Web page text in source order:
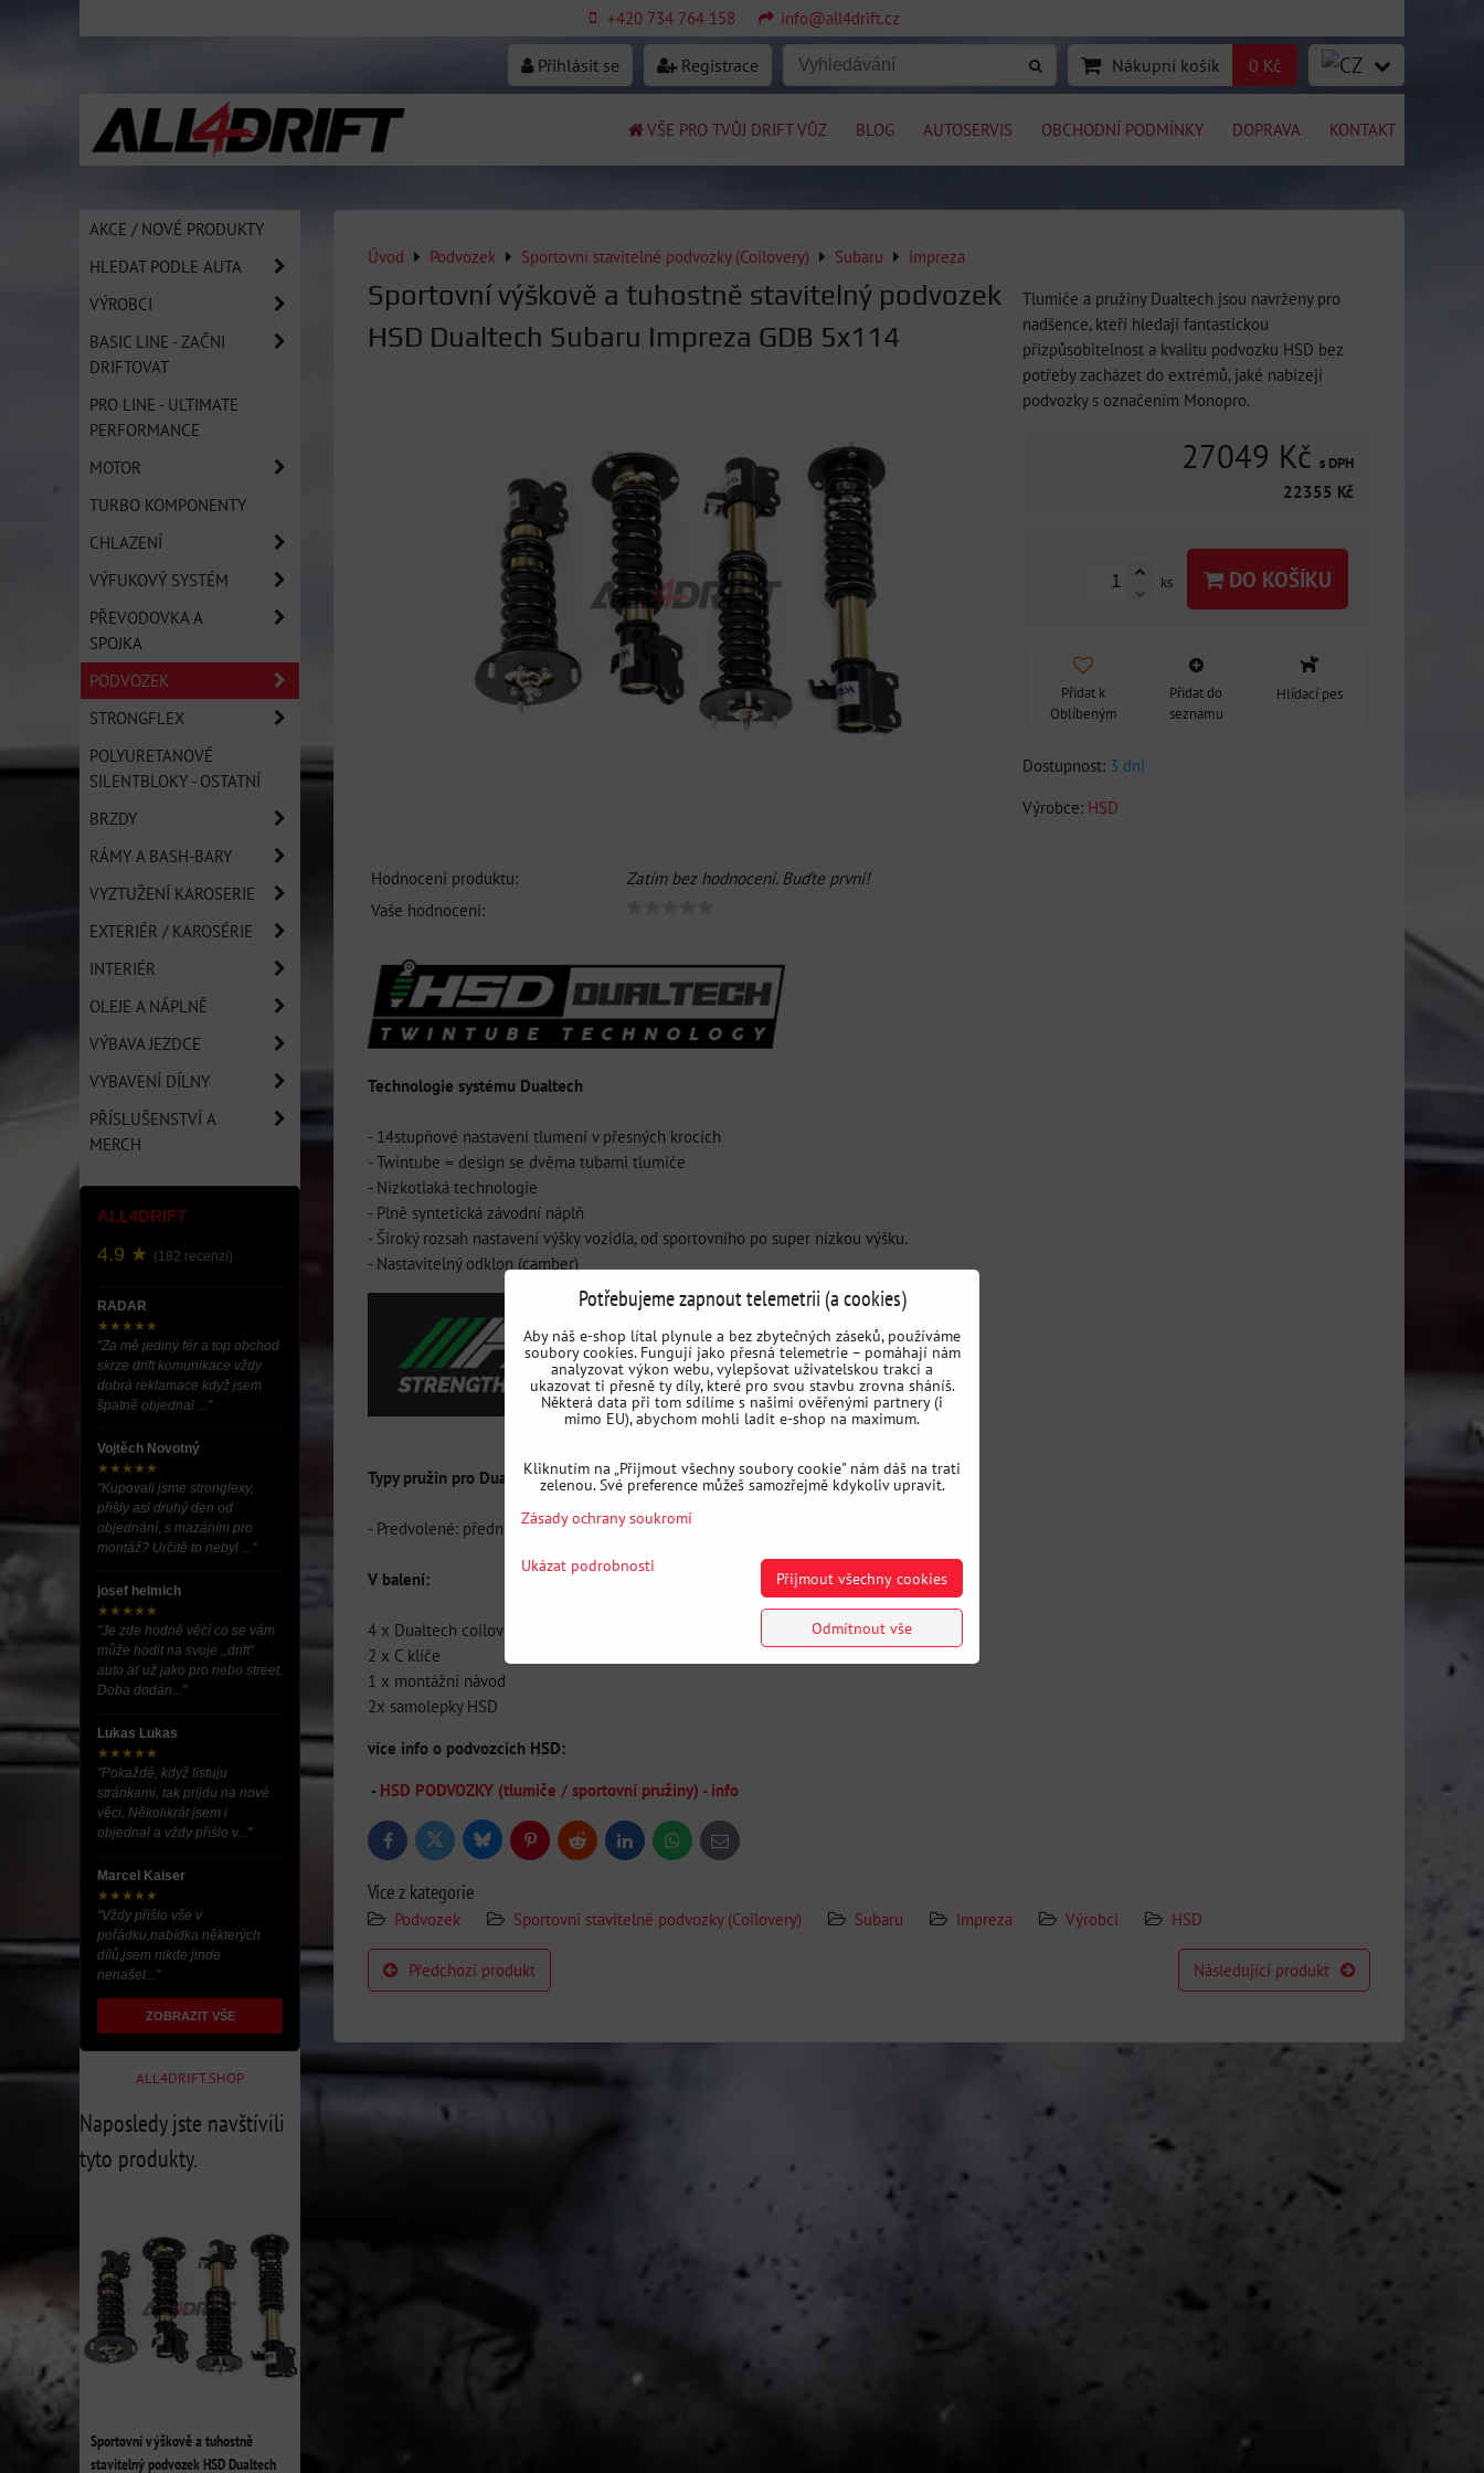
+420 734 764 158 info@all4drift.cz
Přihlásit se Registrace Nákupní košík 0 Kč
VŠE PRO TVŮJ DRIFT VŮZ BLOG AUTOSERVIS OBCHODNÍ PODMÍNKY DOPRAVA KONTAKT
Úvod Podvozek Sportovní stavitelné podvozky (Coilovery) Subaru Impreza
Sportovní výškově a tuhostně stavitelný podvozek
HSD Dualtech Subaru Impreza GDB 5x114
Hodnocení produktu:
Zatím bez hodnocení. Buďte první!
Vaše hodnocení:
Tlumiče a pružiny Dualtech jsou navrženy pro
nadšence, kteří hledají fantastickou
přizpůsobitelnost a kvalitu podvozku HSD bez
potřeby zacházet do extrémů, jaké nabízejí
podvozky s označením Monopro.
27049 Kč s DPH
22355 Kč
ks DO KOŠÍKU
Přidat k
Oblíbeným
Přidat do
seznamu
Hlídací pes
Dostupnost: 3 dni
Výrobce: HSD
Technologie systému Dualtech
- 14stupňové nastavení tlumení v přesných krocích
- Twintube = design se dvěma tubami tlumiče
- Nízkotlaká technologie
- Plně syntetická závodní náplň
- Široký rozsah nastavení výšky vozidla, od sportovního po super nízkou výšku.
- Nastavitelný odklon (camber)
Typy pružin pro Dualtech:
- Predvolené: přední - 5K (200mm - 65mm ID) / zadní - 4K (200mm - 65mm ID)
V balení:
4 x Dualtech coilover
2 x C klíče
1 x montážní návod
2x samolepky HSD
více info o podvozcích HSD:
- HSD PODVOZKY (tlumiče / sportovní pružiny) - info
FacebookTwitter BlueskyPinterestReddit LinkedInWhatsApp
E-
mail
Více z kategorie
Podvozek Sportovní stavitelné podvozky (Coilovery) Subaru Impreza Výrobci HSD
Předchozí produkt Následující produkt
AKCE / NOVÉ PRODUKTY
HLEDAT PODLE AUTA
VÝROBCI
BASIC LINE - ZAČNI
DRIFTOVAT
PRO LINE - ULTIMATE
PERFORMANCE
MOTOR
TURBO KOMPONENTY
CHLAZENÍ
VÝFUKOVÝ SYSTÉM
PŘEVODOVKA A
SPOJKA
PODVOZEK
STRONGFLEX
POLYURETANOVÉ
SILENTBLOKY - OSTATNÍ
BRZDY
RÁMY A BASH-BARY
VYZTUŽENÍ KAROSERIE
EXTERIÉR / KAROSÉRIE
INTERIÉR
OLEJE A NÁPLNĚ
VÝBAVA JEZDCE
VYBAVENÍ DÍLNY
PŘÍSLUŠENSTVÍ A
MERCH
ALL4DRIFT
4.9 ★ (182 recenzí)
RADAR
★★★★★
"Za mě jediný fér a top obchod
skrze drift komunikace vždy
dobrá reklamace když jsem
špatně objednal ..."
Vojtěch Novotný
★★★★★
"Kupovali jsme stronglexy,
přišly asi druhý den od
objednání, s mazáním pro
montáž? Určitě to nebyl ..."
josef helmich
★★★★★
"Je zde hodně věcí co se vám
může hodit na svoje ,,drift”
auto ať už jako pro nebo street.
Doba dodán..."
Lukas Lukas
★★★★★
"Pokaždé, když listuju
stránkami, tak prijdu na nové
věci. Několikrát jsem i
objednal a vždy přišlo v..."
Marcel Kaiser
★★★★★
"Vždy přišlo vše v
pořádku,nabídka některých
dílů,jsem nikde jinde
nenašel..."
ZOBRAZIT VŠE
ALL4DRIFT.SHOP
Naposledy jste navštívili
tyto produkty.
Sportovní výškově a tuhostně
stavitelný podvozek HSD Dualtech
Potřebujeme zapnout telemetrii (a cookies)
Aby náš e-shop lítal plynule a bez zbytečných záseků, používáme
soubory cookies. Fungují jako přesná telemetrie – pomáhají nám
analyzovat výkon webu, vylepšovat uživatelskou trakci a
ukazovat ti přesně ty díly, které pro svou stavbu zrovna sháníš.
Některá data při tom sdílíme s našimi ověřenými partnery (i
mimo EU), abychom mohli ladit e-shop na maximum.
Kliknutím na „Přijmout všechny soubory cookie" nám dáš na trati
zelenou. Své preference můžeš samozřejmě kdykoliv upravit.
Zásady ochrany soukromí
Ukázat podrobnosti
Přijmout všechny cookies
Odmítnout vše